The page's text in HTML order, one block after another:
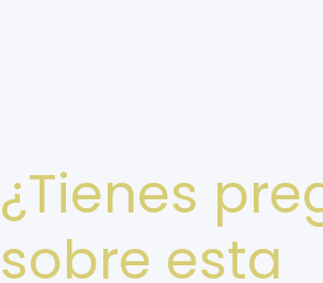
¿Tienes
sobre esta